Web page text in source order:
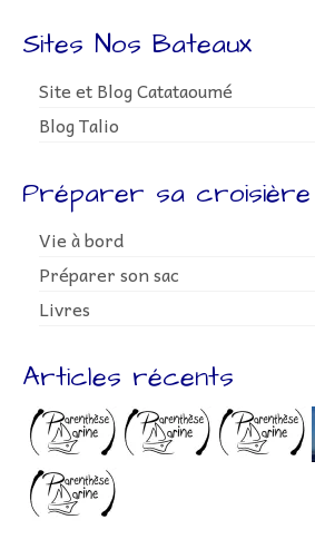
Sites Nos Bateaux
Site et Blog Catataoumé
Blog Talio
Préparer sa croisière
Vie à bord
Préparer son sac
Livres
Articles récents